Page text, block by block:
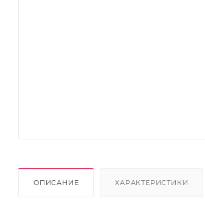
ОПИСАНИЕ ХАРАКТЕРИСТИКИ